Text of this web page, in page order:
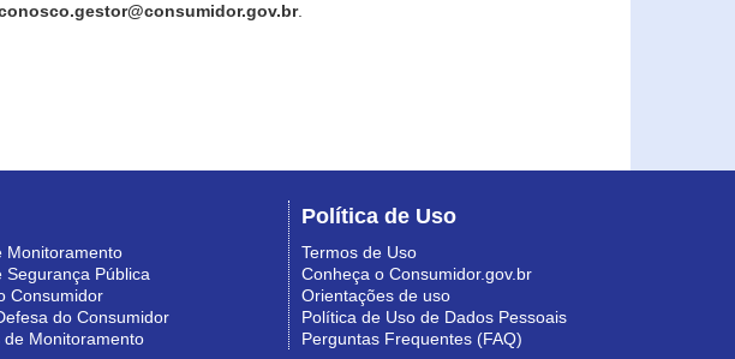
.
Monitoramento
Segurança Pública
Consumidor
do Consumidor
Monitoramento
Política de Uso
Termos de Uso
Conheça o Consumidor.gov.br
Orientações de uso
Política de Uso de Dados Pessoais
Perguntas Frequentes (FAQ)